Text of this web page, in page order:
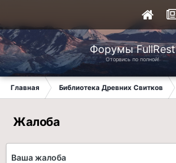
Форумы FullRest
Оторвись по полной!
Главная Библиотека Древних Свитков
Жалоба
Ваша жалоба